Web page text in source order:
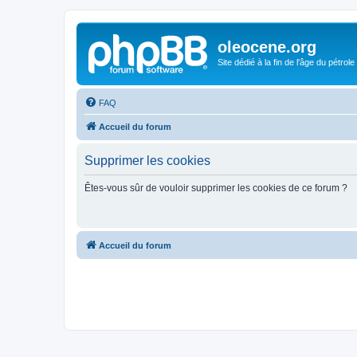
oleocene.org
Site dédié à la fin de l'âge du pétrole
FAQ
Accueil du forum
Supprimer les cookies
Êtes-vous sûr de vouloir supprimer les cookies de ce forum ?
Accueil du forum